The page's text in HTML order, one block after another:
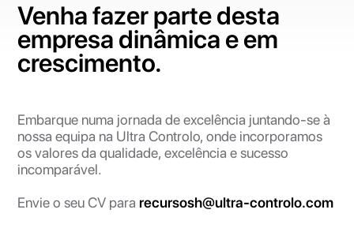
Venha fazer parte desta
empresa dinâmica e em
crescimento.
Embarque numa jornada de excelência juntando-se à
nossa equipa na Ultra Controlo, onde incorporamos
os valores da qualidade, excelência e sucesso
incomparável.
Envie o seu CV pararecursosh@ultra-controlo.com